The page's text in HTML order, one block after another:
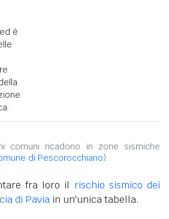
è
comuni ricadono in zone sismiche
di Pescorocchiano).
fra loro il rischio sismico dei
di Pavia in un'unica tabella.